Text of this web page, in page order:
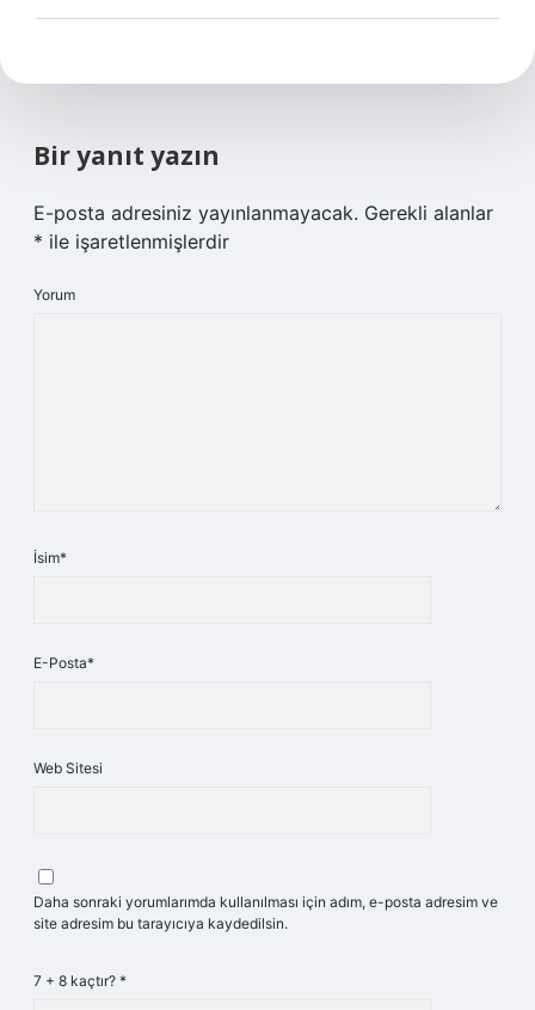
Bir yanıt yazın
E-posta adresiniz yayınlanmayacak. Gerekli alanlar
* ile işaretlenmişlerdir
Yorum
İsim*
E-Posta*
Web Sitesi
Daha sonraki yorumlarımda kullanılması için adım, e-posta adresim ve
site adresim bu tarayıcıya kaydedilsin.
7 + 8 kaçtır? *